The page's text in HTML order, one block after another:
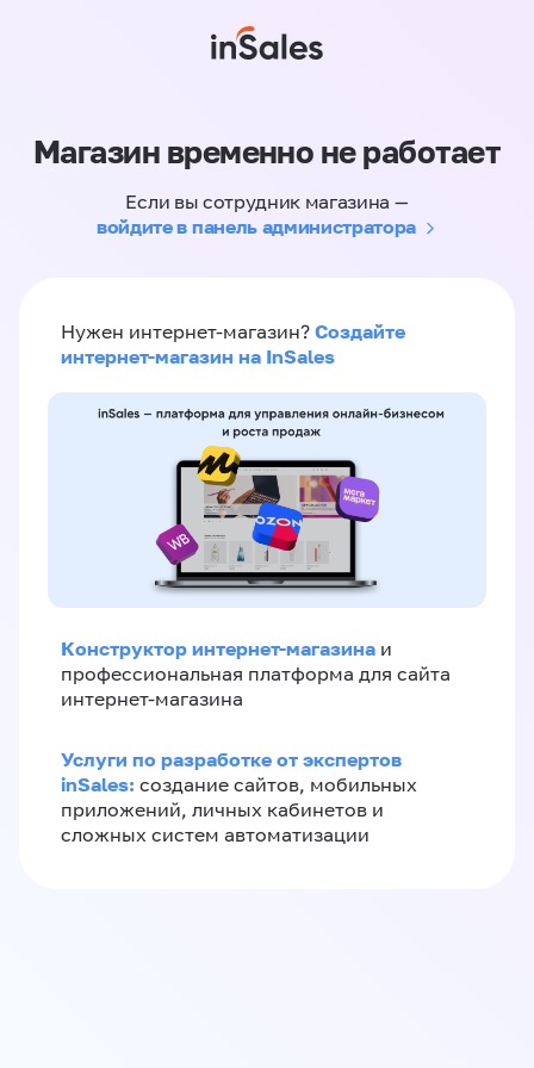
Магазин временно не работает
Если вы сотрудник магазина —
войдите в панель администратора
Нужен интернет-магазин? Создайте
интернет-магазин на InSales
Конструктор интернет-магазина и
профессиональная платформа для сайта
интернет-магазина
Услуги по разработке от экспертов
inSales: создание сайтов, мобильных
приложений, личных кабинетов и
сложных систем автоматизации